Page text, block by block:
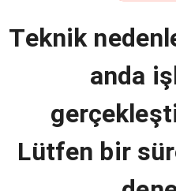
Teknik
anda
Lütfen bir